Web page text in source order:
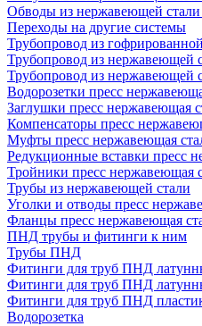
Обводы из нержавеющей стали
Переходы на другие системы
Трубопровод из
Трубопровод из нержавеющей
Трубопровод из нержавеющей
Водорозетки пресс
Заглушки пресс нержавеющая
Компенсаторы пресс
Муфты пресс нержавеющая
Редукционные вставки пресс
Тройники пресс нержавеющая
Трубы из нержавеющей стали
Уголки и отводы пресс
Фланцы пресс нержавеющая
ПНД трубы и фитинги к ним
Трубы ПНД
Фитинги для труб ПНД
Фитинги для труб ПНД
Фитинги для труб ПНД
Водорозетка